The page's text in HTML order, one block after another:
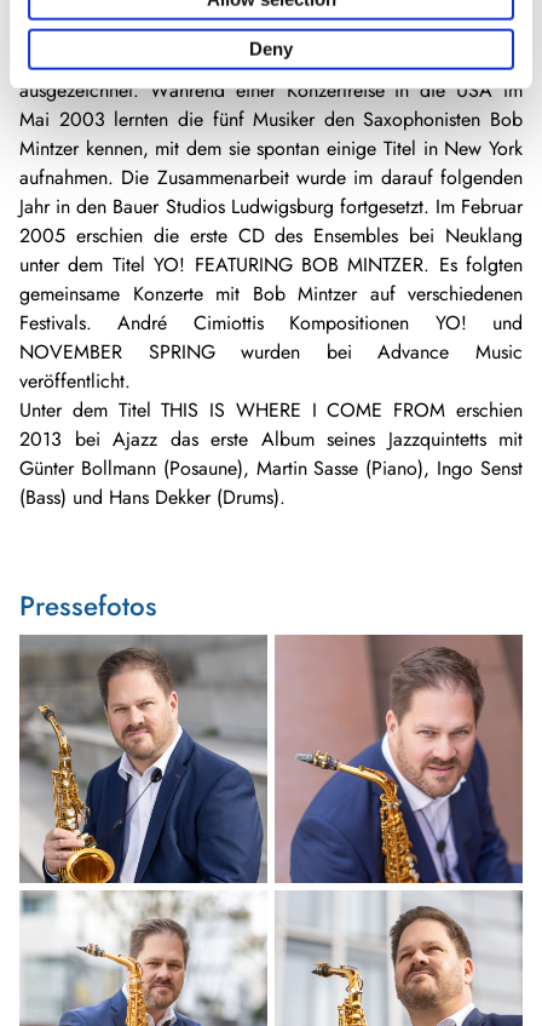
Deny
welcher spontan mitspielte. Beim Yamaha Sax Contest 2003
in Berlin wurde das Quintett mit einem Sonderpreis
ausgezeichnet. Während einer Konzertreise in die USA im
Mai 2003 lernten die fünf Musiker den Saxophonisten Bob
Mintzer kennen, mit dem sie spontan einige Titel in New York
aufnahmen. Die Zusammenarbeit wurde im darauf folgenden
Jahr in den Bauer Studios Ludwigsburg fortgesetzt. Im Februar
2005 erschien die erste CD des Ensembles bei Neuklang
unter dem Titel YO! FEATURING BOB MINTZER. Es folgten
gemeinsame Konzerte mit Bob Mintzer auf verschiedenen
Festivals. André Cimiottis Kompositionen YO! und
NOVEMBER SPRING wurden bei Advance Music
veröffentlicht.
Unter dem Titel THIS IS WHERE I COME FROM erschien
2013 bei Ajazz das erste Album seines Jazzquintetts mit
Günter Bollmann (Posaune), Martin Sasse (Piano), Ingo Senst
(Bass) und Hans Dekker (Drums).
Pressefotos